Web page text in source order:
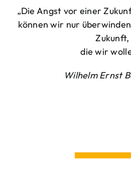
„Die Angst vor einer
können wir nur
Zukunft,
die wir
Wilhelm Ernst